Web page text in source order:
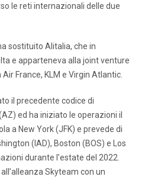
le reti internazionali delle due
sostituito Alitalia, che in
e apparteneva alla joint venture
France, KLM e Virgin Atlantic.
il precedente codice di
ed ha iniziato le operazioni il
a New York (JFK) e prevede di
(IAD), Boston (BOS) e Los
durante l’estate del 2022.
Skyteam con un